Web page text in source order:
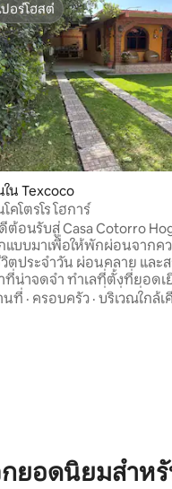
าก 5, 10 รีวิว
ปอร์โฮสต์
ปอร์โฮสต์
น Texcoco
คโตรโร โฮการ์
ต้อนรับสู่ Casa Cotorro
แบบมาเพื่อให้พักผ่อนจากค
ตประจำวัน ผ่อนคลาย และส
าที่น่าจดจำ ทำเลที่ตั้งที่ยอด
ณเพลิดเพลินกับสิ่งที่ดีที่สุดใน
นที่ · ครอบครัว · บริเวณใกล้เ
ยอดนิยมสำห